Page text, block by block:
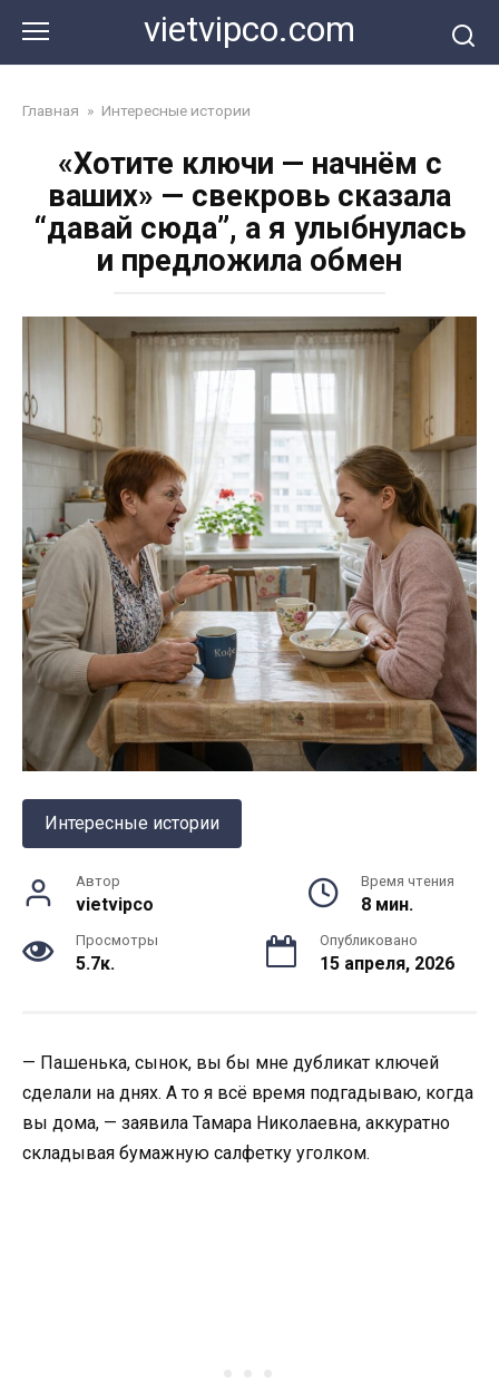
контенту
vietvipco.com
Главная » Интересные истории
«Хотите ключи — начнём с
ваших» — свекровь сказала
“давай сюда”, а я улыбнулась
и предложила обмен
Интересные истории
Автор
vietvipco
Время чтения
8 мин.
Просмотры
5.7к.
Опубликовано
15 апреля, 2026
— Пашенька, сынок, вы бы мне дубликат ключей
сделали на днях. А то я всё время подгадываю, когда
вы дома, — заявила Тамара Николаевна, аккуратно
складывая бумажную салфетку уголком.